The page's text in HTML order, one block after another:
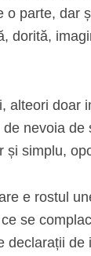
parte, dar
dorită,
alteori doar
nevoia de
simplu,
e rostul
se
declarații